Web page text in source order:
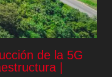
de la 5G
|